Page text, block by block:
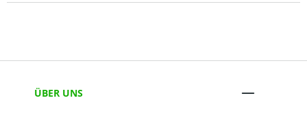
ÜBER UNS